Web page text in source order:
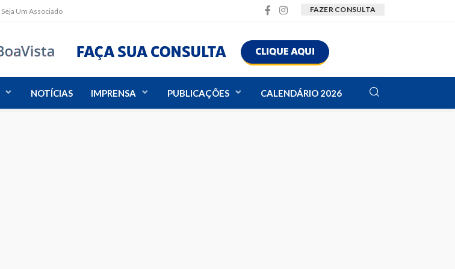
Seja Um Associado FAZER CONSULTA
NOTÍCIAS IMPRENSA PUBLICAÇÕES CALENDÁRIO 2026